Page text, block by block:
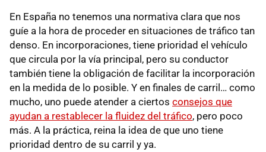
En España no tenemos una normativa clara que nos
guíe a la hora de proceder en situaciones de tráfico tan
denso. En incorporaciones, tiene prioridad el vehículo
que circula por la vía principal, pero su conductor
también tiene la obligación de facilitar la incorporación
en la medida de lo posible. Y en finales de carril… como
mucho, uno puede atender a ciertos consejos que
ayudan a restablecer la fluidez del tráfico, pero poco
más. A la práctica, reina la idea de que uno tiene
prioridad dentro de su carril y ya.